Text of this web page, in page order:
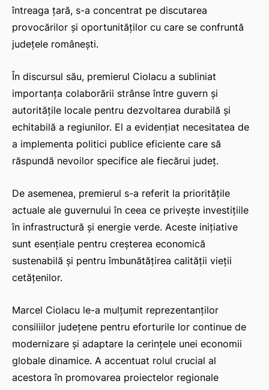
întreaga țară, s-a concentrat pe discutarea
provocărilor și oportunităților cu care se confruntă
județele românești.
În discursul său, premierul Ciolacu a subliniat
importanța colaborării strânse între guvern și
autoritățile locale pentru dezvoltarea durabilă și
echitabilă a regiunilor. El a evidențiat necesitatea de
a implementa politici publice eficiente care să
răspundă nevoilor specifice ale fiecărui județ.
De asemenea, premierul s-a referit la prioritățile
actuale ale guvernului în ceea ce privește investițiile
în infrastructură și energie verde. Aceste inițiative
sunt esențiale pentru creșterea economică
sustenabilă și pentru îmbunătățirea calității vieții
cetățenilor.
Marcel Ciolacu le-a mulţumit reprezentanţilor
consiliilor judeţene pentru eforturile lor continue de
modernizare şi adaptare la cerinţele unei economii
globale dinamice. A accentuat rolul crucial al
acestora în promovarea proiectelor regionale